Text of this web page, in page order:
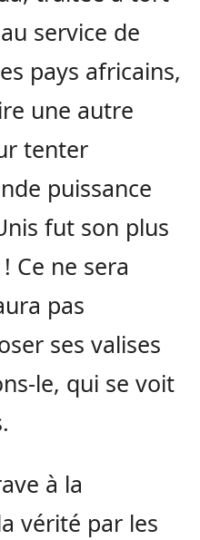
service de
pays africains,
une autre
tenter
puissance
fut son plus
Ce ne sera
pas
ses valises
le, qui se voit
à la
vérité par les